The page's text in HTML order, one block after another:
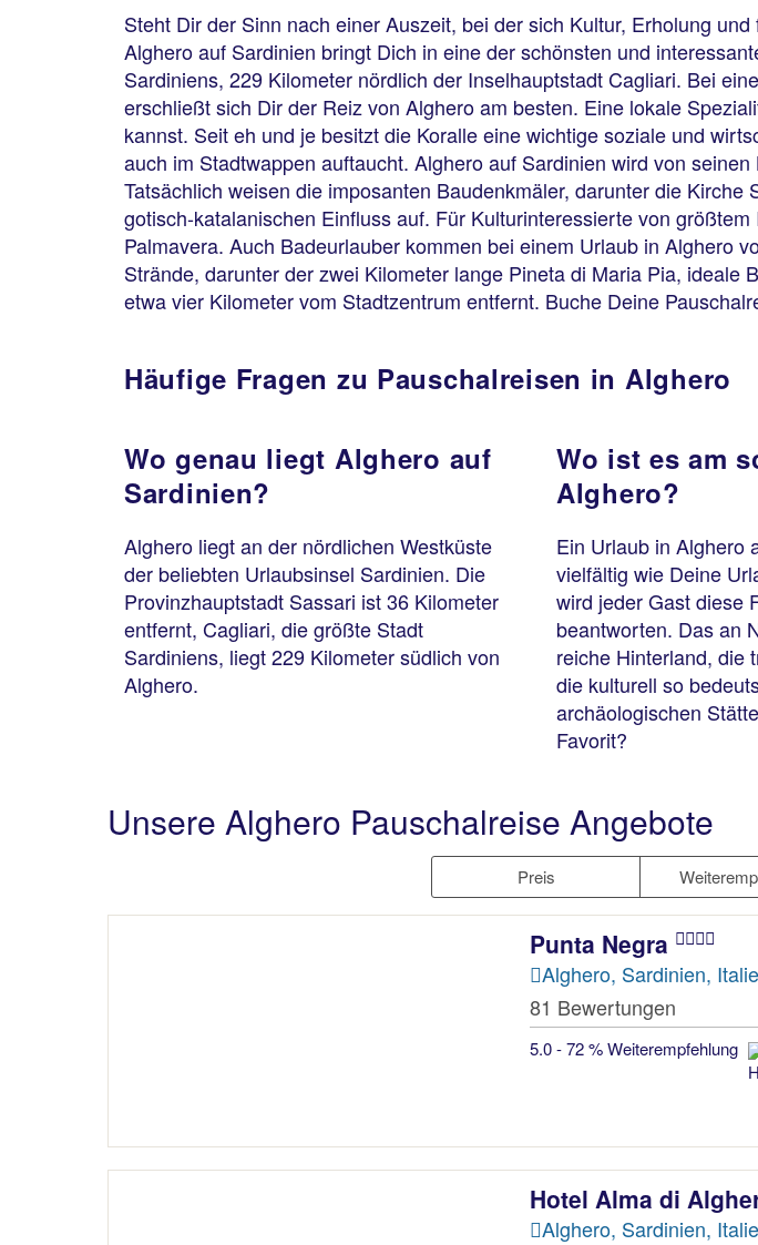
Steht Dir der Sinn nach einer Auszeit, bei der sich Kultur, Erholung
Alghero auf Sardinien bringt Dich in eine der schönsten und
Sardiniens, 229 Kilometer nördlich der Inselhauptstadt Cagliari. Bei
erschließt sich Dir der Reiz von Alghero am besten. Eine lokale
kannst. Seit eh und je besitzt die Koralle eine wichtige soziale und
auch im Stadtwappen auftaucht. Alghero auf Sardinien wird von
Tatsächlich weisen die imposanten Baudenkmäler, darunter die
gotisch-katalanischen Einfluss auf. Für Kulturinteressierte von
Palmavera. Auch Badeurlauber kommen bei einem Urlaub in Alghero
Strände, darunter der zwei Kilometer lange Pineta di Maria Pia,
etwa vier Kilometer vom Stadtzentrum entfernt. Buche Deine
Häufige Fragen zu Pauschalreisen in Alghero
Wo genau liegt Alghero auf
Sardinien?
Alghero liegt an der nördlichen Westküste
der beliebten Urlaubsinsel Sardinien. Die
Provinzhauptstadt Sassari ist 36 Kilometer
entfernt, Cagliari, die größte Stadt
Sardiniens, liegt 229 Kilometer südlich von
Alghero.
Wo ist es am
Alghero?
Ein Urlaub in Alghero
vielfältig wie Deine
wird jeder Gast diese
beantworten. Das an
reiche Hinterland, die
die kulturell so
archäologischen
Favorit?
Unsere Alghero Pauschalreise Angebote
Preis
Punta Negra
Alghero, Sardinien,
81 Bewertungen
5.0 - 72 % Weiterempfehlung
Hotel Alma di
Alghero, Sardinien,